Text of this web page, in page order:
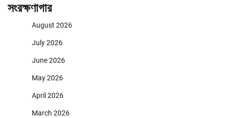
সংরক্ষণাগার
August 2026
July 2026
June 2026
May 2026
April 2026
March 2026